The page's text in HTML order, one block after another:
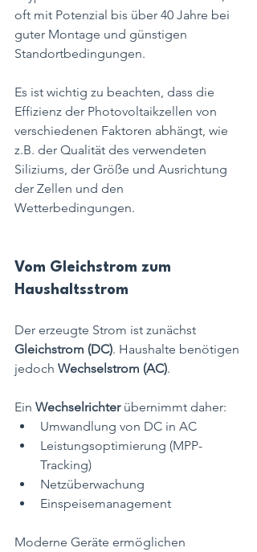
oft mit Potenzial bis über 40 Jahre bei
guter Montage und günstigen
Standortbedingungen.
Es ist wichtig zu beachten, dass die
Effizienz der Photovoltaikzellen von
verschiedenen Faktoren abhängt, wie
z.B. der Qualität des verwendeten
Siliziums, der Größe und Ausrichtung
der Zellen und den
Wetterbedingungen.
Vom Gleichstrom zum
Haushaltsstrom
Der erzeugte Strom ist zunächst
Gleichstrom (DC). Haushalte benötigen
jedoch Wechselstrom (AC).
Ein Wechselrichter übernimmt daher:
Umwandlung von DC in AC
Leistungsoptimierung (MPP-
Tracking)
Netzüberwachung
Einspeisemanagement
Moderne Geräte ermöglichen